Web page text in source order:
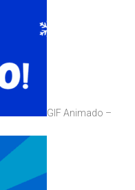
GIF Animado –